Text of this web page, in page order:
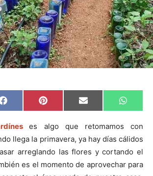
C
o
p
r
i
r
e
F
a
e
o
o
k
C
o
p
r
t
i
r
e
P
i
t
e
r
e
s
t
C
o
p
r
i
r
e
E
m
i
C
o
p
r
t
i
r
e
W
h
s
A
p
p
es algo que retomamos con
llega la primavera, ya hay días cálidos
arreglando las flores y cortando el
es el momento de aprovechar para